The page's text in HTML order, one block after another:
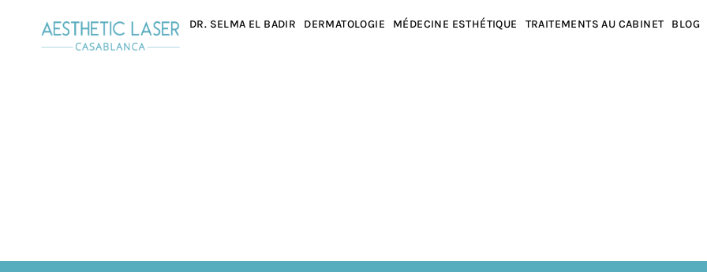
DR. SELMA EL BADIR DERMATOLOGIE MÉDECINE ESTHÉTIQUE TRAITEMENTS AU CABINET BLOG